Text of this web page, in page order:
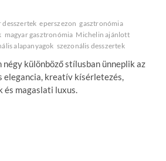
desszertek eperszezon gasztronómia
magyar gasztronómia Michelin ajánlott
alapanyagok szezonális desszertek
különböző stílusban ünneplik az
elegancia, kreatív kísérletezés,
és magaslati luxus.